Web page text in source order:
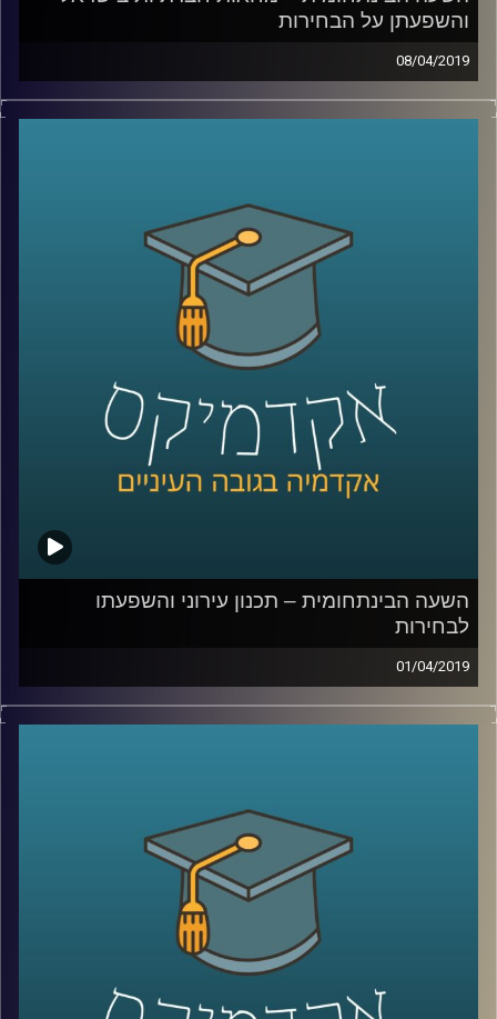
והשפעתן על הבחירות
08/04/2019
העם דורש צדק חברתי!" "מושחתים נמאסתם!"
אין אדם בישראל שלא מכיר את הסיסמאות
האלה, ונראה כאילו מחאות חברתיות הן חלק
אינטגרלי מהנוף היומיומי בישראל, אבל האם הן
באמת מצליחות להשפיע?
ד"ר חיים וייצמן מביה"ס לאודר לממשל הסביר
מהן העקרונות של מחאות חברתיות, מי
האנשים שלוקחים בהן חלק, ומהי השפעתן על
הבחירות הקרבות
השעה הבינתחומית – תכנון עירוני והשפעתו
לבחירות
01/04/2019
תכנון עירוני הוא לא הנושא עליו שמים דגש
ד״ר בת-אל אשקול מסבירה על ההבדלים בין
וועדות התכנון השונות, על רפורמות שהתבצעו
במקומות שונים בעולם, על החשיבות של שיתוף
הציבור בתהליך התכנון העירוני, ואפילו נתנה
כמה טיפים לפוליטיקאים שלנו